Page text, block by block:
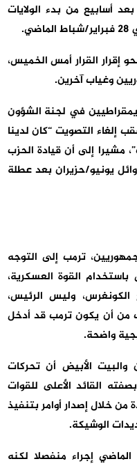
أسابيع من بدء الولايات
إقرار القرار أمس الخميس،
وغياب آخرين.
في لجنة الشؤون
إلغاء التصويت “كان لدينا
مشيرا إلى أن قيادة الحزب
يونيو/حزيران بعد عطلة
ترمب إلى التوجه
القوة العسكرية،
الكونغرس، وليس الرئيس،
من أن يكون ترمب قد أدخل
واضحة.
الأبيض أن تحركات
القائد الأعلى للقوات
من خلال إصدار أوامر بتنفيذ
الوشيكة.
إجراء منفصلا لكنه